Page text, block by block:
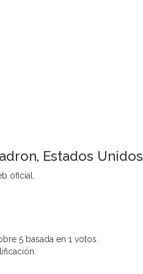
Estados Unidos
oficial.
5 basada en 1 votos.